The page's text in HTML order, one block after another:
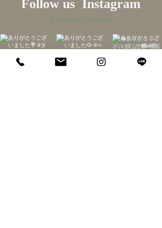
Follow us Instagram
@viagem.inktattoo